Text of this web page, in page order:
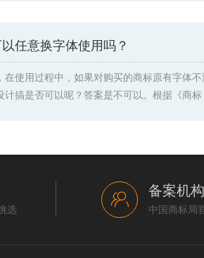
任意换字体使用吗？
在使用过程中，如果对购买的商标原有字体
计搞是否可以呢？答案是不可以。根据《商
选
备案机构
中国商标局